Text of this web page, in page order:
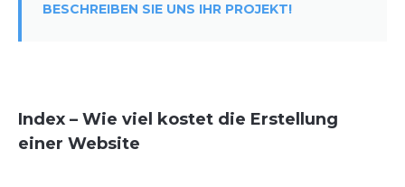
BESCHREIBEN SIE UNS IHR PROJEKT!
Index – Wie viel kostet die Erstellung
einer Website